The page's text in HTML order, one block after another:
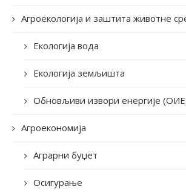
Агроекологија и заштита животне
Екологија вода
Екологија земљишта
Обновљиви извори енергије
Агроекономија
Аграрни буџет
Осигурање